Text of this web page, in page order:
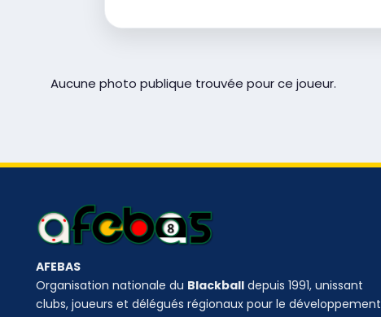
Aucune photo publique trouvée pour ce joueur.
AFEBAS
Organisation nationale du Blackball depuis 1991, unissant
clubs, joueurs et délégués régionaux pour le développement